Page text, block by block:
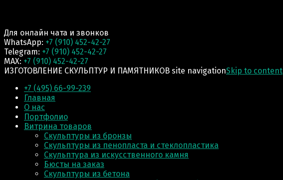
Для онлайн чата и звонков
WhatsApp: +7 (910) 452-42-27
Telegram: +7 (910) 452-42-27
MAX: +7 (910) 452-42-27
ИЗГОТОВЛЕНИЕ СКУЛЬПТУР И ПАМЯТНИКОВ site navigationSkip to content
+7 (495) 66-99-239
Главная
О нас
Портфолио
Витрина товаров
Скульптуры из бронзы
Скульптуры из пенопласта и стеклопластика
Скульптура из искусственного камня
Бюсты на заказ
Скульптуры из бетона